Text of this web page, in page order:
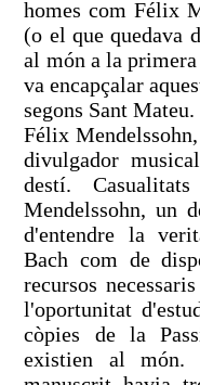
homes com Félix
(o el que quedava
al món a la
va encapçalar
segons Sant Mateu.
Félix
divulgador
destí.
Mendelssohn, un
d'entendre la
Bach com de
recursos
l'oportunitat
còpies de la
existien al món.